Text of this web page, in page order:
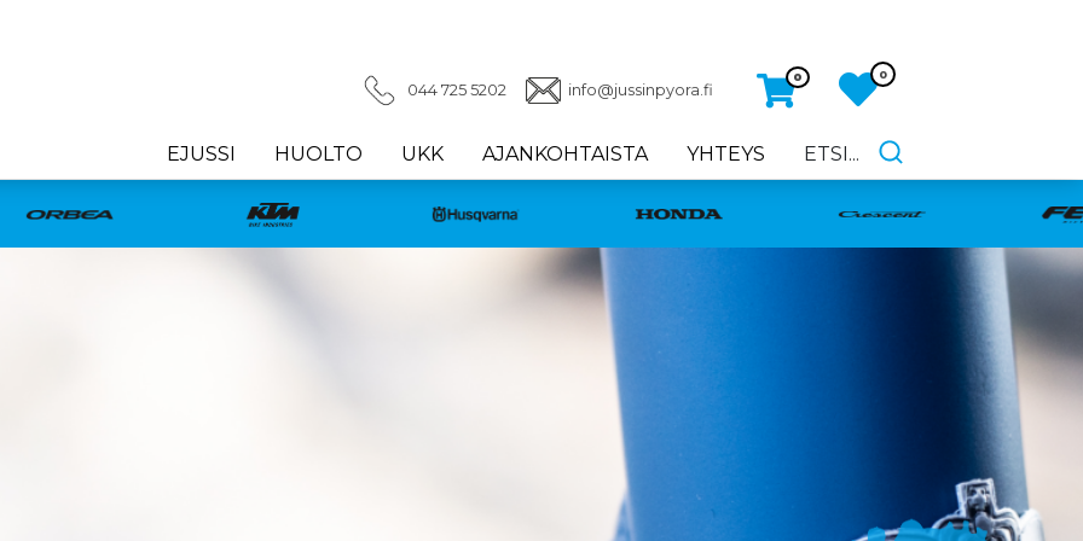
044 725 5202 info@jussinpyora.fi
0 0
EJUSSI HUOLTO UKK AJANKOHTAISTA YHTEYS ETSI...